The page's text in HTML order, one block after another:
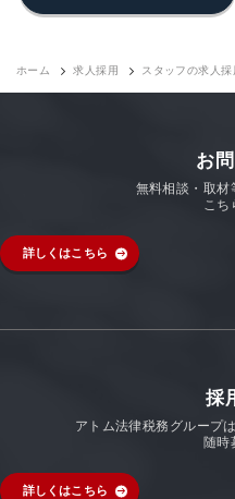
ホーム 求人採用 スタッフの求人採
お
無料相談・取材
こち
詳しくはこちら
採
アトム法律税務グループ
随時
詳しくはこちら